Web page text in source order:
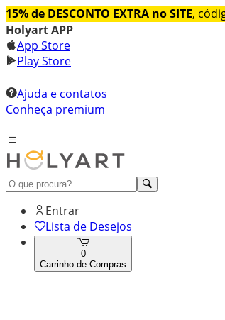
15% de DESCONTO EXTRA no SITE,
Holyart APP
App Store
Play Store
Ajuda e contatos
Conheça premium
Entrar
Lista de Desejos
0
Carrinho de Compras